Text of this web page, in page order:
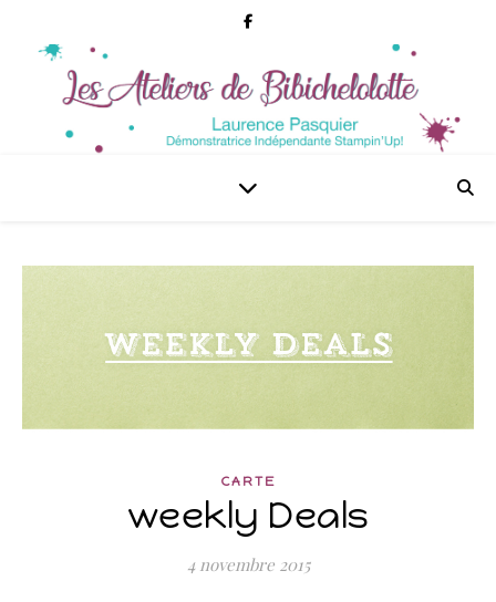
CARTE
weekly Deals
4 novembre 2015